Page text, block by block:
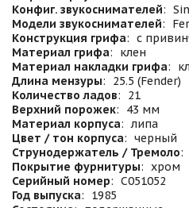
Конфиг. звукоснимателей:
Модели звукоснимателей:
Конструкция грифа: с
Материал грифа:
клен
Материал накладки грифа:
Длина мензуры:
25.5 (Fender)
Количество ладов:
21
Верхний порожек:
43 мм
Материал корпуса: липа
Цвет / тон корпуса: черный
Струнодержатель / Тремоло:
Покрытие фурнитуры: хром
Серийный номер: C051052
Год выпуска:
1985